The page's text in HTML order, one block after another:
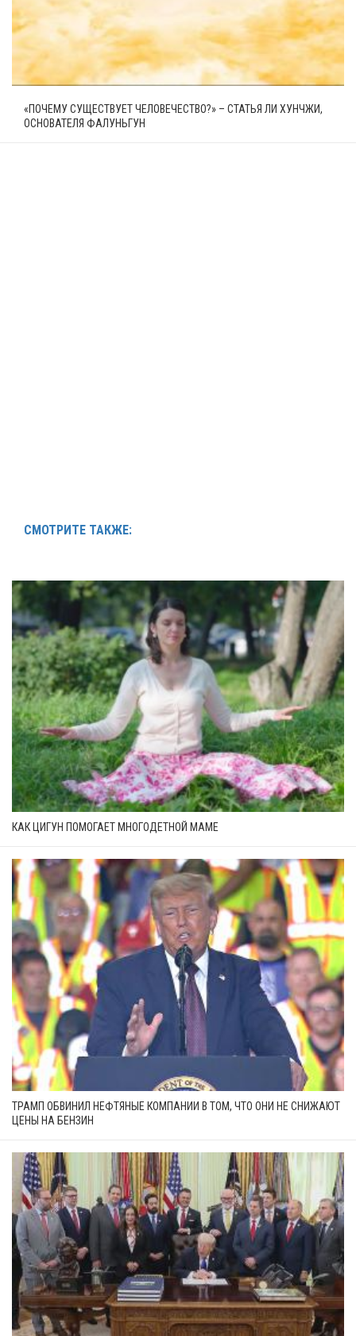
«ПОЧЕМУ СУЩЕСТВУЕТ ЧЕЛОВЕЧЕСТВО?» – СТАТЬЯ ЛИ ХУНЧЖИ,
ОСНОВАТЕЛЯ ФАЛУНЬГУН
СМОТРИТЕ ТАКЖЕ:
КАК ЦИГУН ПОМОГАЕТ МНОГОДЕТНОЙ МАМЕ
ТРАМП ОБВИНИЛ НЕФТЯНЫЕ КОМПАНИИ В ТОМ, ЧТО ОНИ НЕ СНИЖАЮТ
ЦЕНЫ НА БЕНЗИН